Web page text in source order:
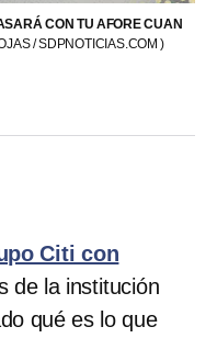
CON TU AFORE CUAN
/ SDPNOTICIAS.COM )
Citi con
de la institución
qué es lo que